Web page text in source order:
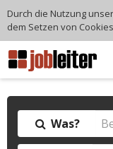
Was?
Durch die Nutzung
dem Setzen von